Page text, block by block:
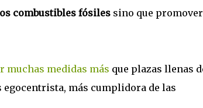
combustibles fósilessino que
muchas medidas más que plazas llenas
más cumplidora de las